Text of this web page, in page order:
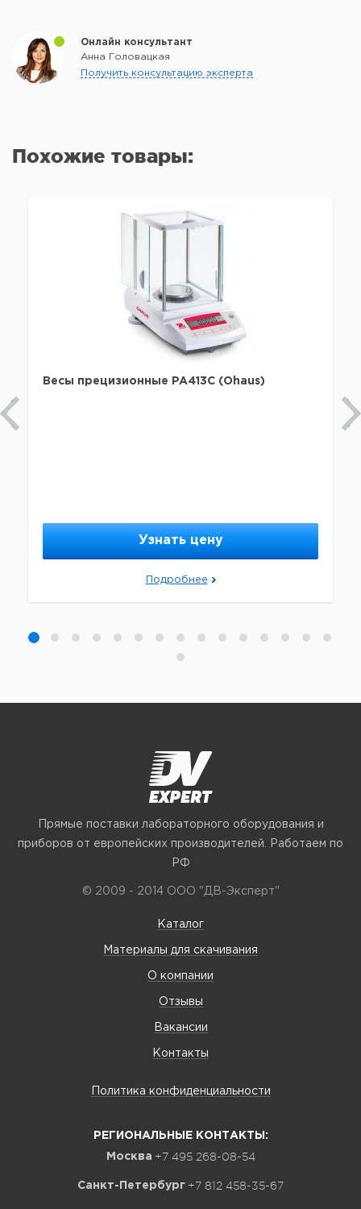
Онлайн консультант
Анна Головацкая
Получить консультацию эксперта
Похожие товары:
Весы прецизионные PA413С (Ohaus)
Узнать цену
Подробнее
Прямые поставки лабораторного оборудования и
приборов от европейских производителей. Работаем по
РФ
© 2009 - 2014 ООО "ДВ-Эксперт"
Каталог
Материалы для скачивания
О компании
Отзывы
Вакансии
Контакты
Политика конфиденциальности
РЕГИОНАЛЬНЫЕ КОНТАКТЫ:
Москва +7 495 268-08-54
Санкт-Петербург +7 812 458-35-67